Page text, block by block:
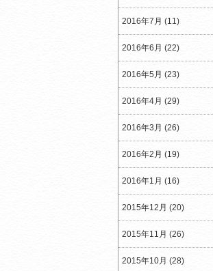
2016年7月 (11)
2016年6月 (22)
2016年5月 (23)
2016年4月 (29)
2016年3月 (26)
2016年2月 (19)
2016年1月 (16)
2015年12月 (20)
2015年11月 (26)
2015年10月 (28)